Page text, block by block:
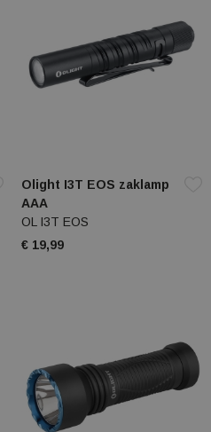
Olight I3T EOS zaklamp
AAA
OL I3T EOS
€ 19,99